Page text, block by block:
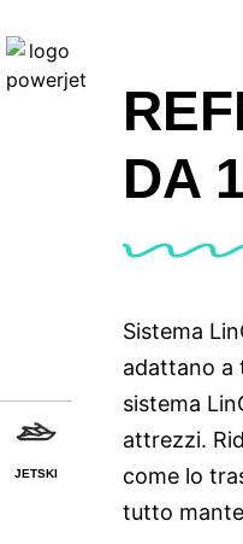
JETSKI
DA
Sistema
adattano a
sistema
attrezzi.
come lo
tutto